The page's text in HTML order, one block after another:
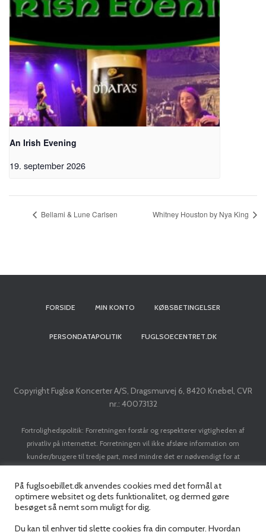
An Irish Evening
19. september 2026
Bellami & Lune Carlsen Whitney Houston by Nya King
FORSIDE MIN KONTO KØBSBETINGELSER
PERSONDATAPOLITIK FUGLSOECENTRET.DK
Copyright Fuglsø Koncerter A/S, Dragsmurvej 6, 8420 Knebel, CVR
nr.: 40073132
Fortrolighedspolitik: Forretningen forstår og respekterer vigtigheden af
privatliv på internettet. Forretningen vil ikke afsløre information om
kunder/brugere til tredje part, med mindre det er nødvendigt for at
mail adresse, kreditkort eller personlige data til nogen tredjepart uden din
forudgående tilladelse.
På fuglsoebillet.dk anvendes cookies med det formål at
optimere websitet og dets funktionalitet, og dermed gøre
besøget så nemt som muligt for dig.
Du kan til enhver tid slette cookies fra din computer. Hvordan